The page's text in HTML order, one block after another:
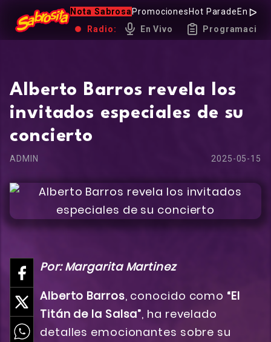
Nota Sabrosa Promociones Hot Parade
Radio:
En Vivo Programación
Alberto Barros revela los
invitados especiales de su
concierto
ADMIN 2025-05-15
Por: Margarita Martinez
Alberto Barros, conocido como “El
Titán de la Salsa”, ha revelado
detalles emocionantes sobre su